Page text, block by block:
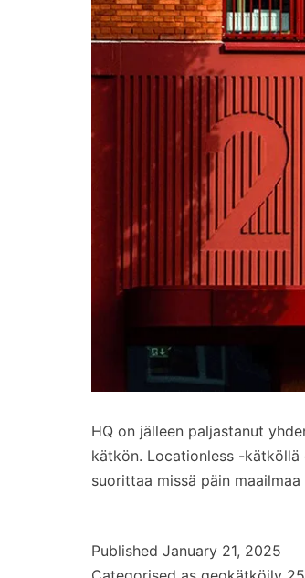
HQ on jälleen paljastanut
kätkön. Locationless -
suorittaa missä päin
Published January 21, 2025